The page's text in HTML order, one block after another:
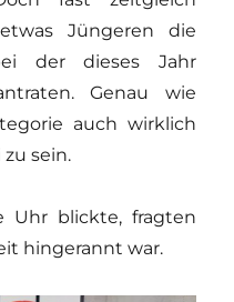
Jüngeren die
der dieses Jahr
Genau wie
auch wirklich
sein.
Uhr blickte, fragten
hingerannt war.